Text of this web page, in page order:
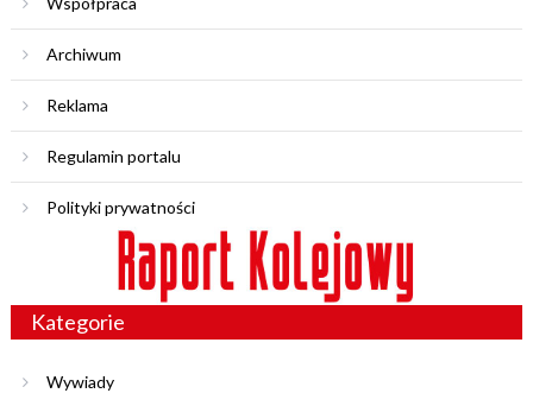
Archiwum
Reklama
Regulamin portalu
Polityki prywatności
Kategorie
Wywiady